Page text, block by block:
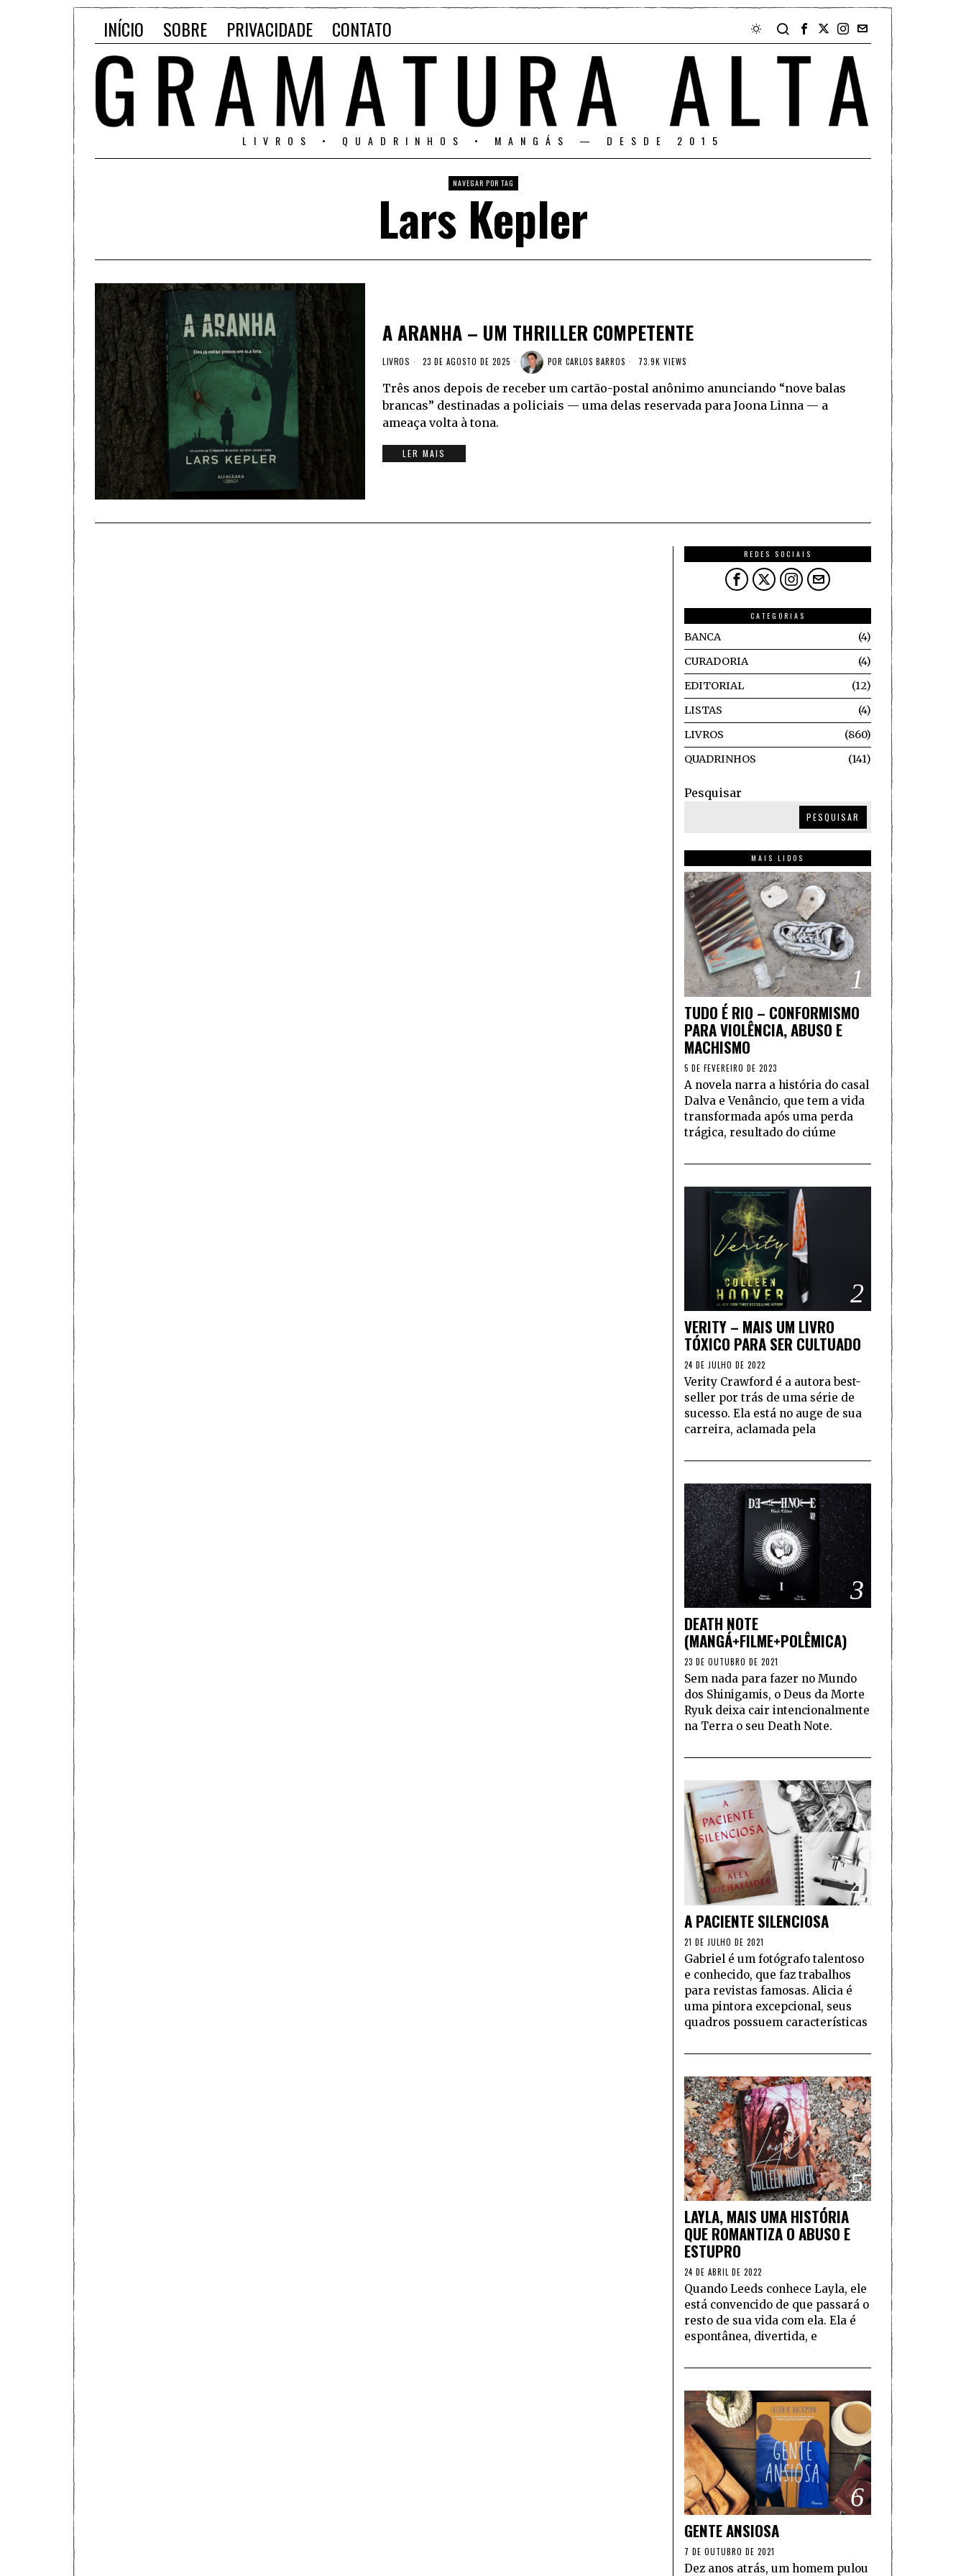
INÍCIO SOBRE PRIVACIDADE CONTATO
LIVROS • QUADRINHOS • MANGÁS — DESDE 2015
NAVEGAR POR TAG
Lars Kepler
A ARANHA – UM THRILLER COMPETENTE
LIVROS 23 DE AGOSTO DE 2025 POR CARLOS BARROS 73.9K VIEWS
Três anos depois de receber um cartão-postal anônimo anunciando “nove balas
brancas” destinadas a policiais — uma delas reservada para Joona Linna — a
ameaça volta à tona.
LER MAIS
REDES SOCIAIS
CATEGORIAS
BANCA
4
CURADORIA
4
EDITORIAL
12
LISTAS
4
LIVROS
860
QUADRINHOS
141
Pesquisar
PESQUISAR
MAIS LIDOS
1
TUDO É RIO – CONFORMISMO
PARA VIOLÊNCIA, ABUSO E
MACHISMO
5 DE FEVEREIRO DE 2023
A novela narra a história do casal
Dalva e Venâncio, que tem a vida
transformada após uma perda
trágica, resultado do ciúme
2
VERITY – MAIS UM LIVRO
TÓXICO PARA SER CULTUADO
24 DE JULHO DE 2022
Verity Crawford é a autora best-
seller por trás de uma série de
sucesso. Ela está no auge de sua
carreira, aclamada pela
3
DEATH NOTE
(MANGÁ+FILME+POLÊMICA)
23 DE OUTUBRO DE 2021
Sem nada para fazer no Mundo
dos Shinigamis, o Deus da Morte
Ryuk deixa cair intencionalmente
na Terra o seu Death Note.
4
A PACIENTE SILENCIOSA
21 DE JULHO DE 2021
Gabriel é um fotógrafo talentoso
e conhecido, que faz trabalhos
para revistas famosas. Alicia é
uma pintora excepcional, seus
quadros possuem características
5
LAYLA, MAIS UMA HISTÓRIA
QUE ROMANTIZA O ABUSO E
ESTUPRO
24 DE ABRIL DE 2022
Quando Leeds conhece Layla, ele
está convencido de que passará o
resto de sua vida com ela. Ela é
espontânea, divertida, e
6
GENTE ANSIOSA
7 DE OUTUBRO DE 2021
Dez anos atrás, um homem pulou